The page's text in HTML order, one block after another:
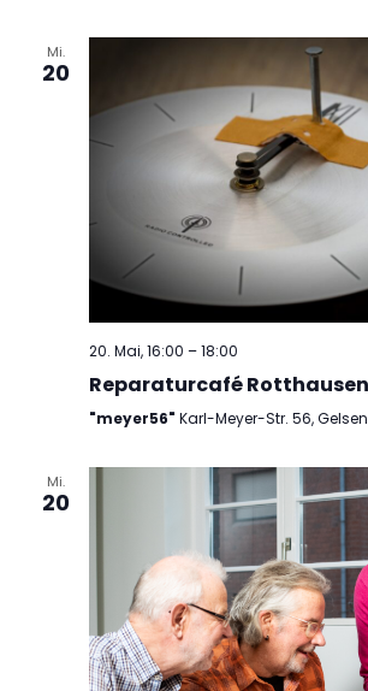
Mi.
20
20. Mai, 16:00 –18:00
Reparaturcafé Rotthausen
"meyer56" Karl-Meyer-Str. 56,
Mi.
20